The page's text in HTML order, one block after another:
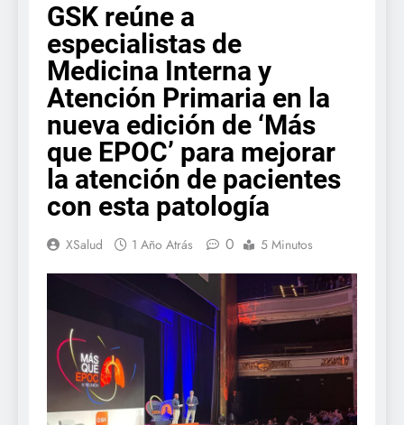
GSK reúne a
especialistas de
Medicina Interna y
Atención Primaria en la
nueva edición de ‘Más
que EPOC’ para mejorar
la atención de pacientes
con esta patología
XSalud 1 Año Atrás 0 5 Minutos